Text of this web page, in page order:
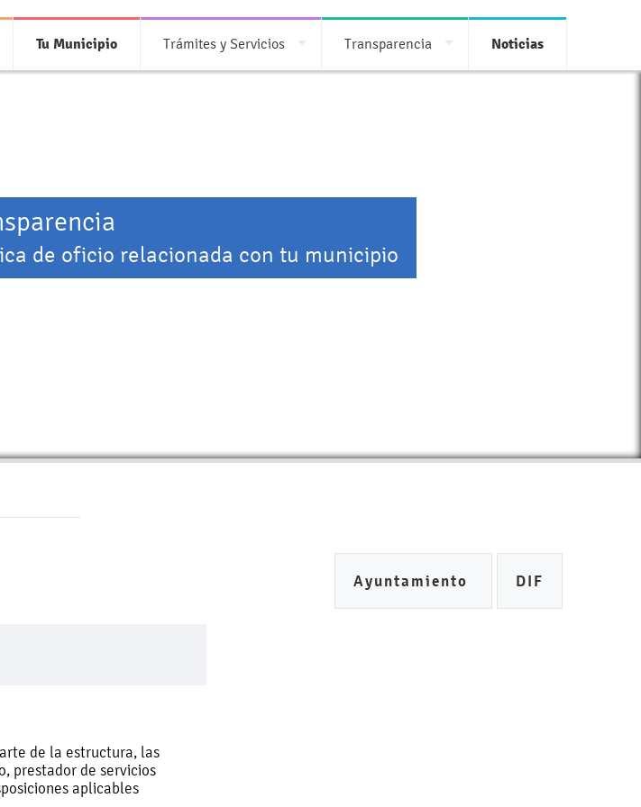
Tu Municipio Trámites y Servicios Transparencia Noticias
de oficio relacionada con tu municipio
Ayuntamiento DIF
de la estructura, las
prestador de servicios
aplicables